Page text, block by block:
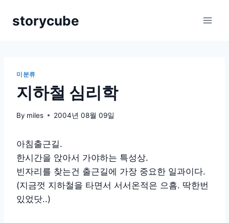
storycube
미분류
지하철 심리학
By miles 2004년 08월 09일
아침출근길.
한시간을 앉아서 가야하는 특성상.
빈자리를 찾는건 출근길에 가장 중요한 일과이다.
(지금껏 지하철을 타면서 서서온적은 으흠. 딱한번
있었닷..)